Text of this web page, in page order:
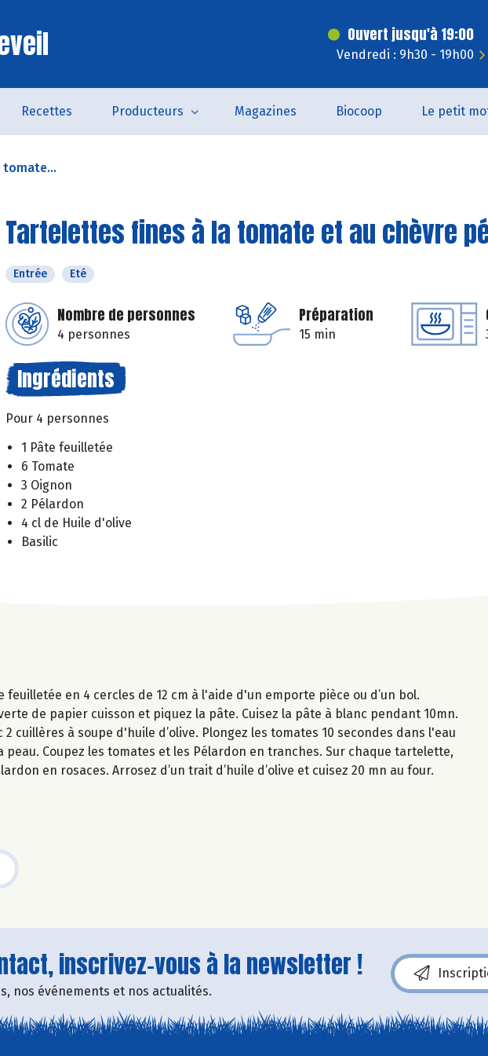
Ouvert jusqu'à 19:00
Vendredi : 9h30 - 19h00
Recettes Producteurs Magazines Biocoop
tomate...
Tartelettes fines à la tomate et au chèvre
Entrée Eté
Nombre de personnes
4 personnes
Préparation
15 min
Ingrédients
Pour 4 personnes
1 Pâte feuilletée
6 Tomate
3 Oignon
2 Pélardon
4 cl de Huile d'olive
Basilic
feuilletée en 4 cercles de 12 cm à l'aide d'un emporte pièce ou d’un bol.
de papier cuisson et piquez la pâte. Cuisez la pâte à blanc pendant 10mn.
cuillères à soupe d'huile d’olive. Plongez les tomates 10 secondes dans l'eau
Coupez les tomates et les Pélardon en tranches. Sur chaque tartelette,
en rosaces. Arrosez d’un trait d’huile d’olive et cuisez 20 mn au four.
inscrivez-vous à la newsletter !
nos événements et nos actualités.